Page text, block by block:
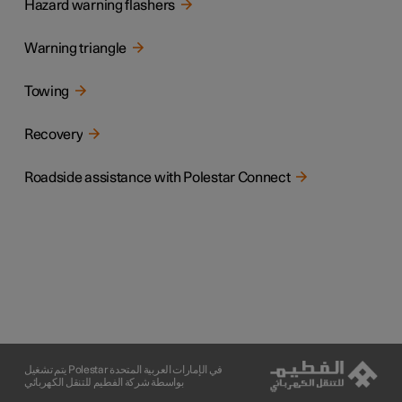
Hazard warning flashers
Warning triangle
Towing
Recovery
Roadside assistance with Polestar Connect
يتم تشغيل Polestar في الإمارات العربية المتحدة
بواسطة شركة الفطيم للتنقل الكهربائي